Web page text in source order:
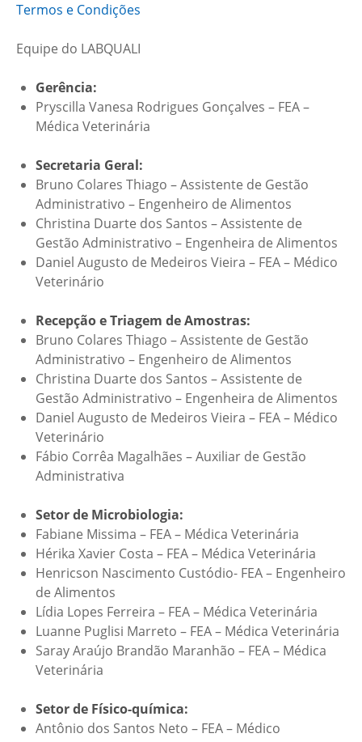
Termos e Condições
Equipe do LABQUALI
Gerência:
Pryscilla Vanesa Rodrigues Gonçalves – FEA –
Médica Veterinária
Secretaria Geral:
Bruno Colares Thiago – Assistente de Gestão
Administrativo – Engenheiro de Alimentos
Christina Duarte dos Santos – Assistente de
Gestão Administrativo – Engenheira de Alimentos
Daniel Augusto de Medeiros Vieira – FEA – Médico
Veterinário
Recepção e Triagem de Amostras:
Bruno Colares Thiago – Assistente de Gestão
Administrativo – Engenheiro de Alimentos
Christina Duarte dos Santos – Assistente de
Gestão Administrativo – Engenheira de Alimentos
Daniel Augusto de Medeiros Vieira – FEA – Médico
Veterinário
Fábio Corrêa Magalhães – Auxiliar de Gestão
Administrativa
Setor de Microbiologia:
Fabiane Missima – FEA – Médica Veterinária
Hérika Xavier Costa – FEA – Médica Veterinária
Henricson Nascimento Custódio- FEA – Engenheiro
de Alimentos
Lídia Lopes Ferreira – FEA – Médica Veterinária
Luanne Puglisi Marreto – FEA – Médica Veterinária
Saray Araújo Brandão Maranhão – FEA – Médica
Veterinária
Setor de Físico-química:
Antônio dos Santos Neto – FEA – Médico